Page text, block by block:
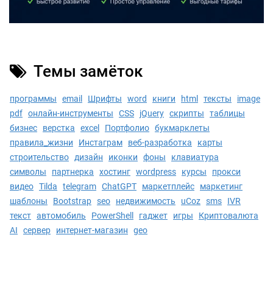
Темы замёток
программы email Шрифты word книги html тексты
image
pdf онлайн-инструменты CSS jQuery скрипты
таблицы
бизнес
верстка excel Портфолио букмарклеты
правила_жизни
Инстаграм веб-разработка
карты
строительство
дизайн иконки фоны
клавиатура
символы
партнерка хостинг wordpress курсы
прокси
видео Tilda telegram ChatGPT маркетплейс
маркетинг
шаблоны
Bootstrap seo недвижимость uCoz sms
IVR
текст автомобиль PowerShell гаджет игры
Криптовалюта
AI
сервер интернет-магазин geo